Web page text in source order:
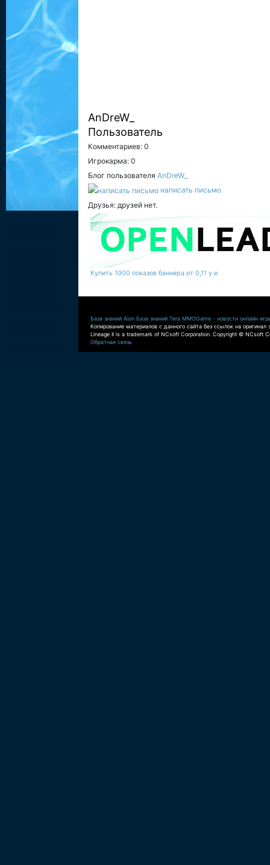
AnDreW_
Пользователь
Комментариев: 0
Игрокарма: 0
Блог пользователя AnDreW_
написать письмо
Друзья: друзей нет.
Купить 1000 показов баннера от 0,11 у.е.
База знаний Aion База знаний Tera MMOGame - новости онлайн
Копирование материалов с данного сайта без ссылок на оригинал
Lineage II is a trademark of NCsoft Corporation. Copyright © NCsoft
Обратная связь